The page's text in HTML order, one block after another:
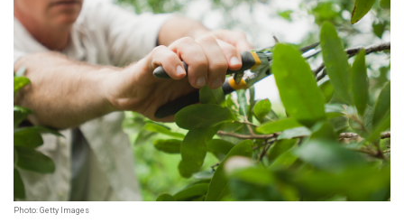
Photo: Getty Images